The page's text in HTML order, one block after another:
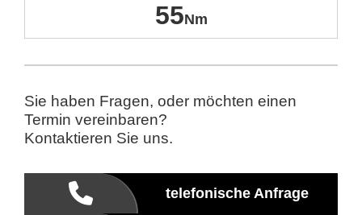
55
Sie haben Fragen, oder möchten einen
Termin vereinbaren?
Kontaktieren Sie uns.
telefonische Anfrage